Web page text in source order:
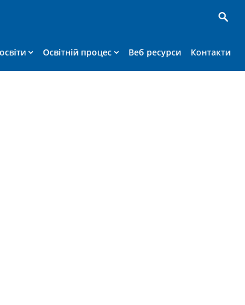
Освітній процес Веб ресурси Контакти